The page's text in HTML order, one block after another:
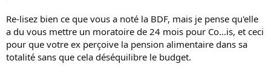
Re-lisez bien ce que vous a noté la BDF, mais je pense qu'elle
a du vous mettre un moratoire de 24 mois pour Co...is, et ceci
pour que votre ex perçoive la pension alimentaire dans sa
totalité sans que cela déséquilibre le budget.